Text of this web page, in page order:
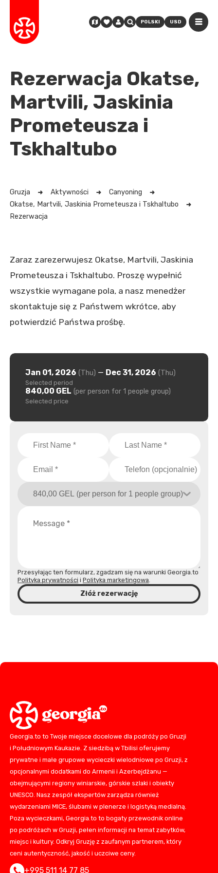
POLSKI USD
Rezerwacja Okatse,
Martvili, Jaskinia
Prometeusza i
Tskhaltubo
Gruzja Aktywności
Canyoning
Okatse, Martvili, Jaskinia Prometeusza i Tskhaltubo
Rezerwacja
Zaraz zarezerwujesz Okatse, Martvili, Jaskinia
Prometeusza i Tskhaltubo. Proszę wypełnić
wszystkie wymagane pola, a nasz menedżer
skontaktuje się z Państwem wkrótce, aby
potwierdzić Państwa prośbę.
Przesyłając ten formularz, zgadzam się na warunki Georgia.to
Polityka prywatności i Polityka marketingowa.
Złóż rezerwację
Jan 01, 2026 (Thu) — Dec 31, 2026 (Thu)
Selected period
840,00 GEL (per person for 1 people group)
Selected price
Georgia.to to Twoje miejsce docelowe dla podróży po Gruzji
i Południowym Kaukazie. Z siedzibą w Tbilisi oferujemy
prywatne i małe grupowe wycieczki wielodniowe po Gruzji, z
opcjonalnymi dodatkami do Armenii i Azerbejdżanu —
obejmującymi regiony winiarskie, górskie szlaki i obiekty
UNESCO. Nasz zespół ekspertów zarządza również
wydarzeniami MICE, ślubami w plenerze i logistyką medialną.
Poza wycieczkami, Georgia.to to bogaty przewodnik online
po podróżach w Gruzji, pełen informacji na temat zabytków,
miejsc i kultury. Odkryj Gruzję z zaufanym partnerem, który
ceni autentyczność, jakość i uczciwe ceny.
+995 511 14 77 85